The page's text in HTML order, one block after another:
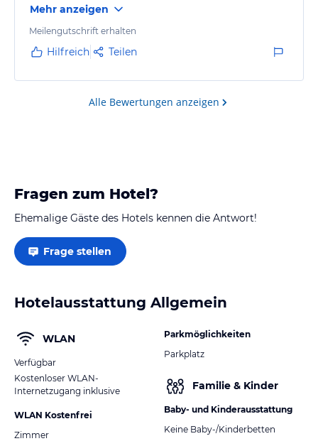
die Flexibilität für Selbstversorger bietet. Das
Personal ist freundlich und hilfsbereit, was den
Aufenthalt sehr angenehm macht. Die ruhige Lage
Restaurants und Einkaufsmöglichkeiten schnell
erreichbar. Ein tolles Preis…
Mehr anzeigen
Meilengutschrift erhalten
Hilfreich Teilen
Alle Bewertungen anzeigen
Fragen zum Hotel?
Ehemalige Gäste des Hotels kennen die Antwort!
Frage stellen
Hotelausstattung Allgemein
WLAN
Verfügbar
Kostenloser WLAN-
Internetzugang inklusive
WLAN Kostenfrei
Zimmer
Parkmöglichkeiten
Parkplatz
Familie & Kinder
Baby- und Kinderausstattung
Keine Baby-/Kinderbetten